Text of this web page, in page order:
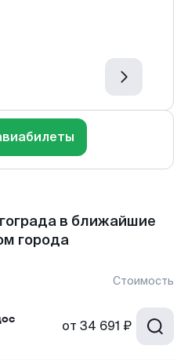
в ближайшие
города
Стоимость
от 34 691 ₽